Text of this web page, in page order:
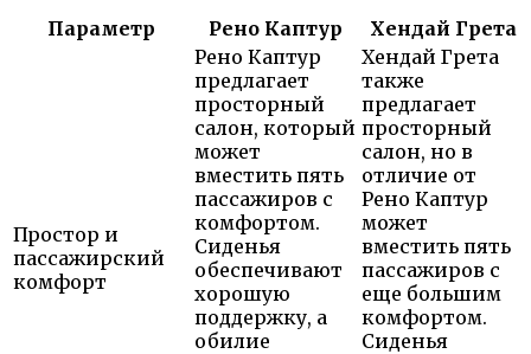
Параметр Рено Каптур Хендай Грета
Простор и
пассажирский
комфорт
Рено Каптур
предлагает
просторный
салон, который
может
вместить пять
пассажиров с
комфортом.
Сиденья
обеспечивают
хорошую
поддержку, а
обилие
Хендай Грета
также
предлагает
просторный
салон, но в
отличие от
Рено Каптур
может
вместить пять
пассажиров с
еще большим
комфортом.
Сиденья